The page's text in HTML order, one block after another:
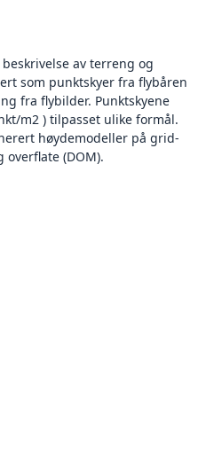
av terreng og
som punktskyer fra flybåren
fra flybilder. Punktskyene
m2 ) tilpasset ulike formål.
høydemodeller på grid-
overflate (DOM).